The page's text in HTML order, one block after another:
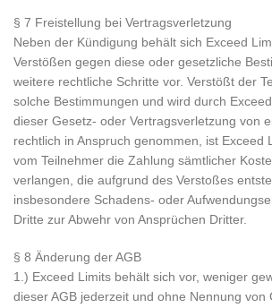
§ 7 Freistellung bei Vertragsverletzung
Neben der Kündigung behält sich Exceed
Verstößen gegen diese oder gesetzliche
weitere rechtliche Schritte vor. Verstößt der
solche Bestimmungen und wird durch
dieser Gesetz- oder Vertragsverletzung von
rechtlich in Anspruch genommen, ist Exceed
vom Teilnehmer die Zahlung sämtlicher
verlangen, die aufgrund des Verstoßes
insbesondere Schadens- oder
Dritte zur Abwehr von Ansprüchen Dritter.
§ 8 Änderung der AGB
1.) Exceed Limits behält sich vor, weniger
dieser AGB jederzeit und ohne Nennung von